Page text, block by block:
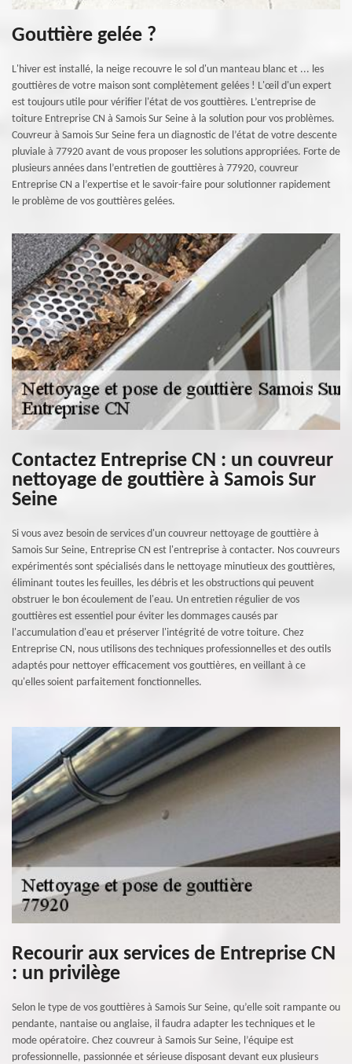
Gouttière gelée ?
L'hiver est installé, la neige recouvre le sol d'un manteau blanc et ... les
gouttières de votre maison sont complètement gelées ! L'œil d'un expert
est toujours utile pour vérifier l'état de vos gouttières. L’entreprise de
toiture Entreprise CN à Samois Sur Seine à la solution pour vos problèmes.
Couvreur à Samois Sur Seine fera un diagnostic de l’état de votre descente
pluviale à 77920 avant de vous proposer les solutions appropriées. Forte de
plusieurs années dans l’entretien de gouttières à 77920, couvreur
Entreprise CN a l’expertise et le savoir-faire pour solutionner rapidement
le problème de vos gouttières gelées.
Contactez Entreprise CN : un couvreur
nettoyage de gouttière à Samois Sur
Seine
Si vous avez besoin de services d'un couvreur nettoyage de gouttière à
Samois Sur Seine, Entreprise CN est l'entreprise à contacter. Nos couvreurs
expérimentés sont spécialisés dans le nettoyage minutieux des gouttières,
éliminant toutes les feuilles, les débris et les obstructions qui peuvent
obstruer le bon écoulement de l'eau. Un entretien régulier de vos
gouttières est essentiel pour éviter les dommages causés par
l'accumulation d'eau et préserver l'intégrité de votre toiture. Chez
Entreprise CN, nous utilisons des techniques professionnelles et des outils
adaptés pour nettoyer efficacement vos gouttières, en veillant à ce
qu'elles soient parfaitement fonctionnelles.
Recourir aux services de Entreprise CN
: un privilège
Selon le type de vos gouttières à Samois Sur Seine, qu’elle soit rampante ou
pendante, nantaise ou anglaise, il faudra adapter les techniques et le
mode opératoire. Chez couvreur à Samois Sur Seine, l’équipe est
professionnelle, passionnée et sérieuse disposant devant eux plusieurs